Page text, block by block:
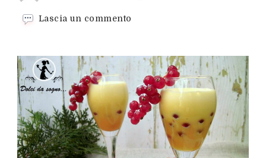
Lascia un commento
ribes
rossi